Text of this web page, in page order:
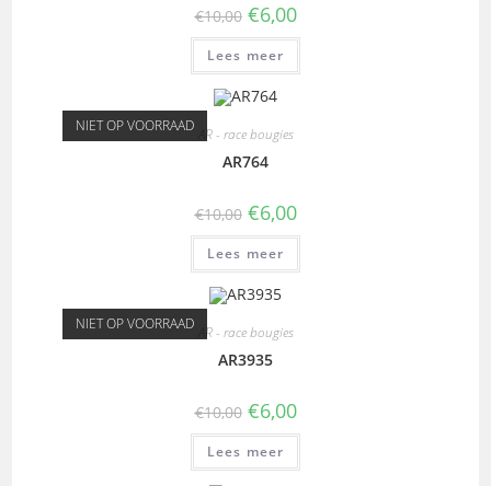
€10,00 €6,00
Lees meer
NIET OP VOORRAAD AR - race bougies
AR764
€10,00 €6,00
Lees meer
NIET OP VOORRAAD AR - race bougies
AR3935
€10,00 €6,00
Lees meer